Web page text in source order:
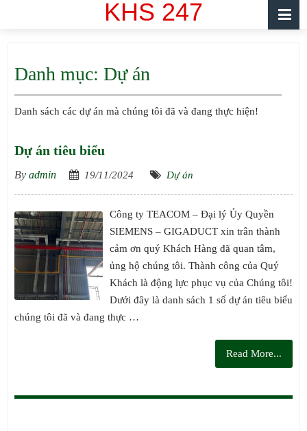
KHS 247
Danh mục: Dự án
Danh sách các dự án mà chúng tôi đã và đang thực hiện!
Dự án tiêu biểu
By admin 19/11/2024 Dự án
Công ty TEACOM – Đại lý Ủy Quyền
SIEMENS – GIGADUCT xin trân thành
cảm ơn quý Khách Hàng đã quan tâm,
ủng hộ chúng tôi. Thành công của Quý
Khách là động lực phục vụ của Chúng tôi!
Dưới đây là danh sách 1 số dự án tiêu biểu
chúng tôi đã và đang thực …
Read More...